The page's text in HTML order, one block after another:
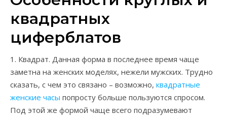
квадратных
циферблатов
1. Квадрат. Данная форма в последнее время чаще
заметна на женских моделях, нежели мужских. Трудно
сказать, с чем это связано – возможно, квадратные
женские часы попросту больше пользуются спросом.
Под этой же формой чаще всего подразумевают